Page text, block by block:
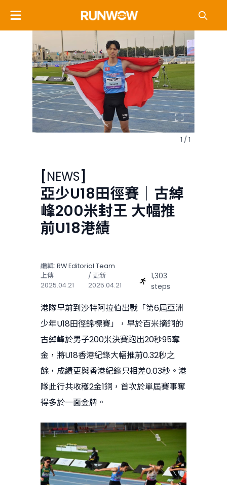
1 / 1
[NEWS]
亞少U18田徑賽｜古綽
峰200米封王 大幅推
前U18港績
編輯: RW Editorial Team
上傳
2025.04.21
/ 更新
2025.04.21
1,303
steps
港隊早前到沙特阿拉伯出戰「第6屆亞洲
少年U18田徑錦標賽」，早於百米摘銅的
古綽峰於男子200米決賽跑出20秒95奪
金，將U18香港紀錄大幅推前0.32秒之
餘，成績更與香港紀錄只相差0.03秒。港
隊此行共收穫2金1銅，首次於單屆賽事奪
得多於一面金牌。